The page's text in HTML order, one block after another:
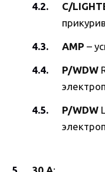
C/
AMP –
P/WDW
P/WDW